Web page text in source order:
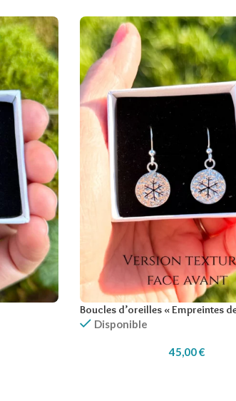
Boucles d’oreilles « Empreintes
Disponible
45,00€